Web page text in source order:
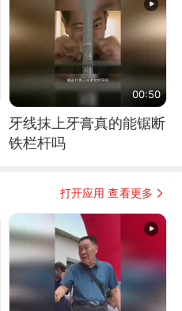
00:50
牙线抹上牙膏真的能锯断
铁栏杆吗
打开应用 查看更多